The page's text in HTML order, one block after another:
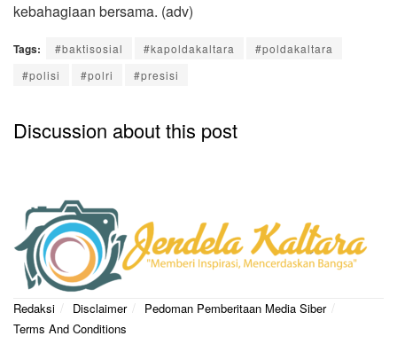
kebahagiaan bersama. (adv)
Tags: #baktisosial #kapoldakaltara
#poldakaltara
#polisi
#polri #presisi
Discussion about this post
Redaksi Disclaimer
Pedoman Pemberitaan Media Siber
Terms And Conditions